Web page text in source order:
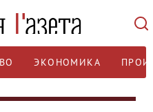
ЭКОНОМИКА